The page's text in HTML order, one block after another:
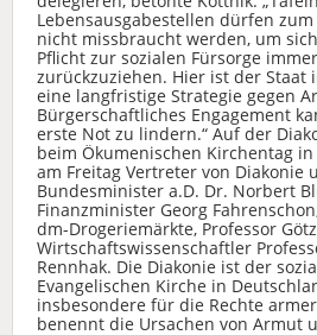
Lebensausgabestellen dürfen
nicht missbraucht werden, um
Pflicht zur sozialen Fürsorge
zurückzuziehen. Hier ist der Staat
eine langfristige Strategie gegen
Bürgerschaftliches Engagement
erste Not zu lindern.“ Auf der
beim Ökumenischen Kirchentag
am Freitag Vertreter von Diakonie
Bundesminister a.D. Dr. Norbert
Finanzminister Georg
dm-Drogeriemärkte, Professor
Wirtschaftswissenschaftler
Rennhak. Die Diakonie ist der
Evangelischen Kirche in
insbesondere für die Rechte
benennt die Ursachen von Armut